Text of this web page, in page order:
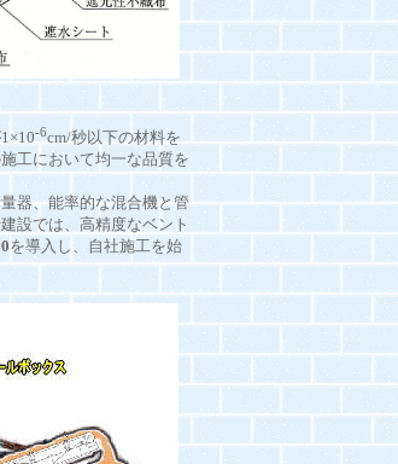
-6cm/秒以下の材料を
工において均一な品質を
器、能率的な混合機と管
設では、高精度なベント
を導入し、自社施工を始